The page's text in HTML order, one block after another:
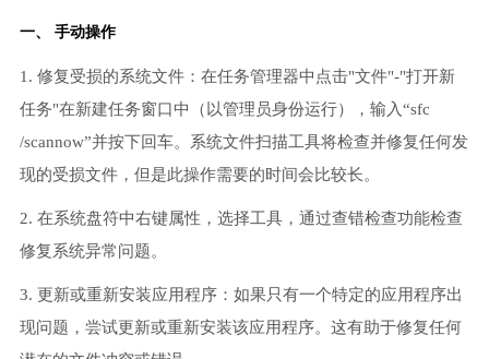
一、 手动操作
1. 修复受损的系统文件：在任务管理器中点击"文件"-"打开新
任务"在新建任务窗口中（以管理员身份运行），输入“sfc
/scannow”并按下回车。系统文件扫描工具将检查并修复任何发
现的受损文件，但是此操作需要的时间会比较长。
2. 在系统盘符中右键属性，选择工具，通过查错检查功能检查
修复系统异常问题。
3. 更新或重新安装应用程序：如果只有一个特定的应用程序出
现问题，尝试更新或重新安装该应用程序。这有助于修复任何